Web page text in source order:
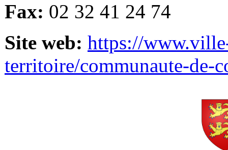
Fax: 02 32 41 24 74
Site web: https://
territoire/communaute-de-